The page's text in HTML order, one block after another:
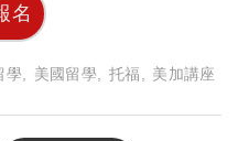
名
學 美國留學 托福 美加講座